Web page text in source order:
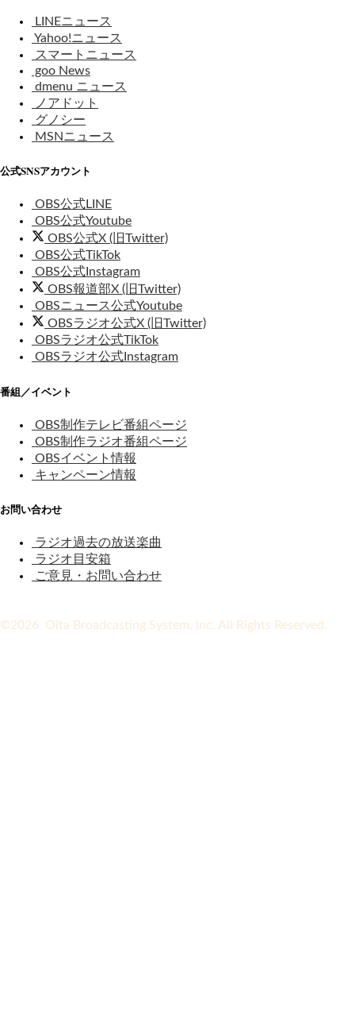
LINEニュース
Yahoo!ニュース
スマートニュース
goo News
dmenu ニュース
ノアドット
グノシー
MSNニュース
公式SNSアカウント
OBS公式LINE
OBS公式Youtube
OBS公式X (旧Twitter)
OBS公式TikTok
OBS公式Instagram
OBS報道部X (旧Twitter)
OBSニュース公式Youtube
OBSラジオ公式X (旧Twitter)
OBSラジオ公式TikTok
OBSラジオ公式Instagram
番組／イベント
OBS制作テレビ番組ページ
OBS制作ラジオ番組ページ
OBSイベント情報
キャンペーン情報
お問い合わせ
ラジオ過去の放送楽曲
ラジオ目安箱
ご意見・お問い合わせ
©2026 Oita Broadcasting System, Inc. All Rights Reserved.